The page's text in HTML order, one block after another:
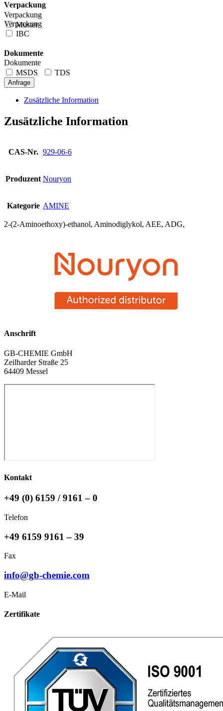
Verpackung
Verpackung
Muster
Verpackung
IBC
Dokumente
Dokumente
MSDS
TDS
Anfrage
Zusätzliche Information
Zusätzliche Information
CAS-Nr. 929-06-6
Produzent Nouryon
Kategorie AMINE
2-(2-Aminoethoxy)-ethanol, Aminodiglykol, AEE, ADG,
Anschrift
GB-CHEMIE GmbH
Zeilharder Straße 25
64409 Messel
Kontakt
+49 (0) 6159 / 9161 – 0
Telefon
+49 6159 9161 – 39
Fax
info@gb-chemie.com
E-Mail
Zertifikate